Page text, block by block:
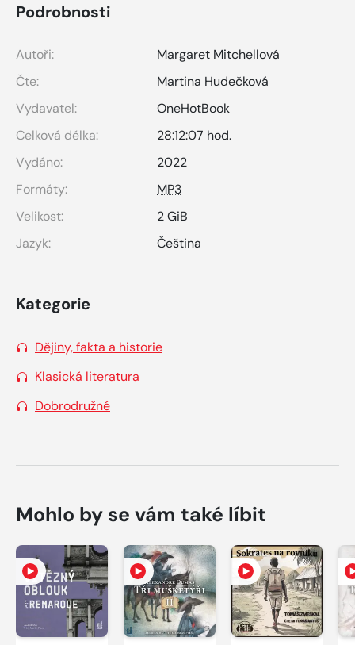
Podrobnosti
Autoři:
Margaret Mitchellová
Čte:
Martina Hudečková
Vydavatel:
OneHotBook
Celková délka:
28:12:07 hod.
Vydáno:
2022
Formáty:
MP3
Velikost:
2 GiB
Jazyk:
Čeština
Kategorie
Dějiny, fakta a historie
Klasická literatura
Dobrodružné
Mohlo by se vám také líbit